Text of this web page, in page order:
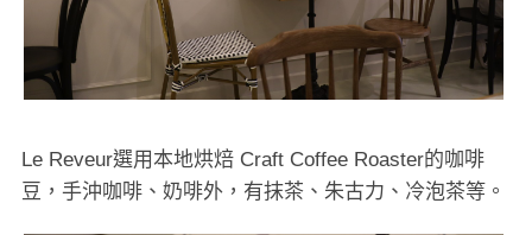
Le Reveur選用本地烘焙 Craft Coffee Roaster的咖啡
豆，手沖咖啡、奶啡外，有抹茶、朱古力、冷泡茶等。